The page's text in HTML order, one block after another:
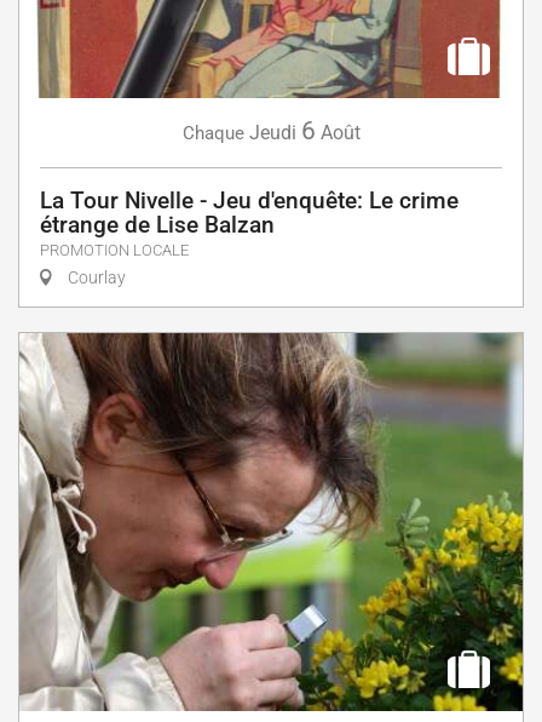
Chaque Jeudi 6 Août
La Tour Nivelle - Jeu d'enquête: Le crime
étrange de Lise Balzan
PROMOTION LOCALE
Courlay